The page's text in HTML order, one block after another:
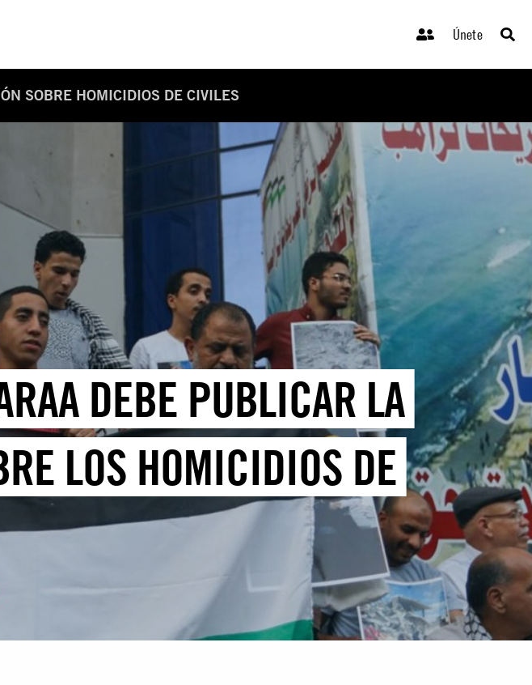
Únete
SOBRE HOMICIDIOS DE CIVILES
DEBE PUBLICAR LA
LOS HOMICIDIOS DE